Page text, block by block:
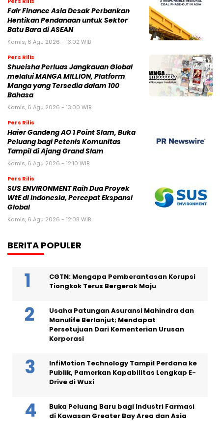
Fair Finance Asia Desak Perbankan
Hentikan Pendanaan untuk Sektor
Batu Bara di ASEAN
Kamis, 6 Agu 2026 - 13:02 WIB
Pers Rilis
Shueisha Perluas Jangkauan Global
melalui MANGA MILLION, Platform
Manga yang Tersedia dalam 100
Bahasa
Kamis, 6 Agu 2026 - 13:00 WIB
Pers Rilis
Haier Gandeng AO 1 Point Slam, Buka
Peluang bagi Petenis Komunitas
Tampil di Ajang Grand Slam
Kamis, 6 Agu 2026 - 12:10 WIB
Pers Rilis
SUS ENVIRONMENT Raih Dua Proyek
WtE di Indonesia, Percepat Ekspansi
Global
Kamis, 6 Agu 2026 - 12:08 WIB
BERITA POPULER
CGTN: Mengapa Pemberantasan Korupsi
Tiongkok Terus Bergerak Maju
Usaha Patungan Asuransi Mahindra dan
Manulife Berlanjut; Mendapat
Persetujuan Dari Kementerian Urusan
Korporasi
InfiMotion Technology Tampil Perdana ke
Publik, Pamerkan Kapabilitas Lengkap E-
Drive di Wuxi
Buka Peluang Baru bagi Industri Farmasi
di Kawasan Greater Bay Area dan Asia